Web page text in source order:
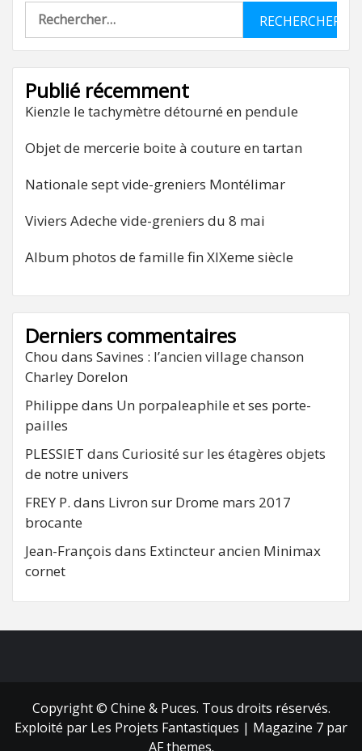
Rechercher :
Publié récemment
Kienzle le tachymètre détourné en pendule
Objet de mercerie boite à couture en tartan
Nationale sept vide-greniers Montélimar
Viviers Adeche vide-greniers du 8 mai
Album photos de famille fin XIXeme siècle
Derniers commentaires
Chou dans Savines : l’ancien village chanson
Charley Dorelon
Philippe dans Un porpaleaphile et ses porte-
pailles
PLESSIET dans Curiosité sur les étagères objets
de notre univers
FREY P. dans Livron sur Drome mars 2017
brocante
Jean-François dans Extincteur ancien Minimax
cornet
Copyright © Chine & Puces. Tous droits réservés.
Exploité par Les Projets Fantastiques | Magazine 7 par
AF themes.